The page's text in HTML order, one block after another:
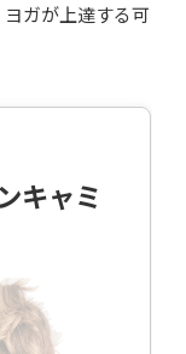
ガが上達する可
キャミ